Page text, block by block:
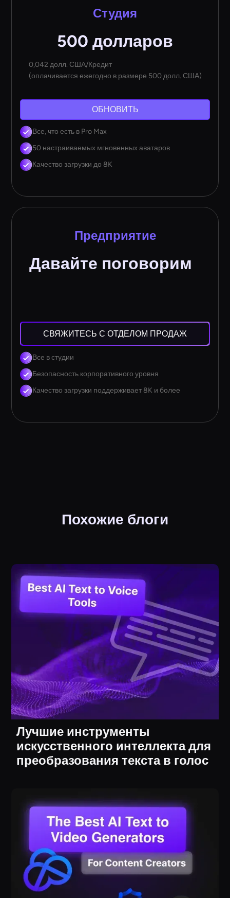
Студия
500 долларов
0,042 долл. США/Кредит
(оплачивается ежегодно в размере 500 долл. США)
ОБНОВИТЬ
Все, что есть в Pro Max
50 настраиваемых мгновенных аватаров
Качество загрузки до 8K
Предприятие
Давайте поговорим
СВЯЖИТЕСЬ С ОТДЕЛОМ ПРОДАЖ
Все в студии
Безопасность корпоративного уровня
Качество загрузки поддерживает 8K и более
Похожие блоги
Лучшие инструменты
искусственного интеллекта для
преобразования текста в голос